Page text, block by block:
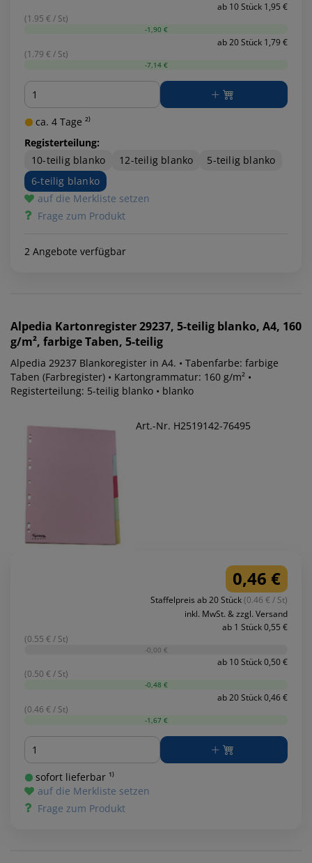
ab 10 Stück 1,95 €
(1.95 € / St)
-1,90 €
ab 20 Stück 1,79 €
(1.79 € / St)
-7,14 €
Menge
ca. 4 Tage ²⁾
Registerteilung:
10-teilig blanko
12-teilig blanko
5-teilig blanko
6-teilig blanko
auf die Merkliste setzen
Frage zum Produkt
2 Angebote verfügbar
Alpedia Kartonregister 29237, 5-teilig blanko, A4, 160
g/m², farbige Taben, 5-teilig
Alpedia 29237 Blankoregister in A4. • Tabenfarbe: farbige
Taben (Farbregister) • Kartongrammatur: 160 g/m² •
Registerteilung: 5-teilig blanko • blanko
Art.-Nr. H2519142-76495
0,46 €
Staffelpreis ab 20 Stück(0.46 € / St)
inkl. MwSt. & zzgl. Versand
ab 1 Stück 0,55 €
(0.55 € / St)
-0,00 €
ab 10 Stück 0,50 €
(0.50 € / St)
-0,48 €
ab 20 Stück 0,46 €
(0.46 € / St)
-1,67 €
Menge
sofort lieferbar ¹⁾
auf die Merkliste setzen
Frage zum Produkt